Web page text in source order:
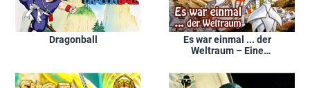
Dragonball
Es war einmal ... der
Weltraum – Eine
durch das Universum